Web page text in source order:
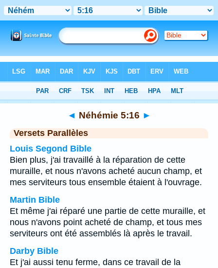
Chapitre 5 > Verset 16
◄ Néhémie 5:16 ►
Versets Parallèles
Louis Segond Bible
Bien plus, j'ai travaillé à la réparation de cette
muraille, et nous n'avons acheté aucun champ, et
mes serviteurs tous ensemble étaient à l'ouvrage.
Martin Bible
Et même j'ai réparé une partie de cette muraille, et
nous n'avons point acheté de champ, et tous mes
serviteurs ont été assemblés là après le travail.
Darby Bible
Et j'ai aussi tenu ferme, dans ce travail de la